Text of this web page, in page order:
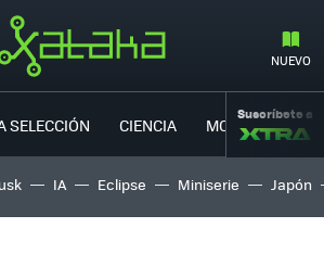
NUEVO
SELECCIÓN CIENCIA MOVILIDAD
Suscríbete a
IA Eclipse Miniserie Japón